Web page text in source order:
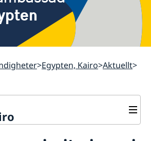
Egypten, Kairo Aktuellt